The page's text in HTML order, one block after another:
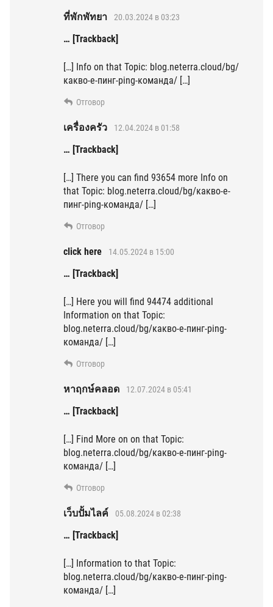
ที่พักพัทยา 20.03.2024 в 03:23
… [Trackback]
[…] Info on that Topic: blog.neterra.cloud/bg/
какво-е-пинг-ping-команда/ […]
Отговор
เครื่องครัว 12.04.2024 в 01:58
… [Trackback]
[…] There you can find 93654 more Info on
that Topic: blog.neterra.cloud/bg/какво-е-
пинг-ping-команда/ […]
Отговор
click here 14.05.2024 в 15:00
… [Trackback]
[…] Here you will find 94474 additional
Information on that Topic:
blog.neterra.cloud/bg/какво-е-пинг-ping-
команда/ […]
Отговор
หาฤกษ์คลอด 12.07.2024 в 05:41
… [Trackback]
[…] Find More on on that Topic:
blog.neterra.cloud/bg/какво-е-пинг-ping-
команда/ […]
Отговор
เว็บปั้มไลค์ 05.08.2024 в 02:38
… [Trackback]
[…] Information to that Topic:
blog.neterra.cloud/bg/какво-е-пинг-ping-
команда/ […]